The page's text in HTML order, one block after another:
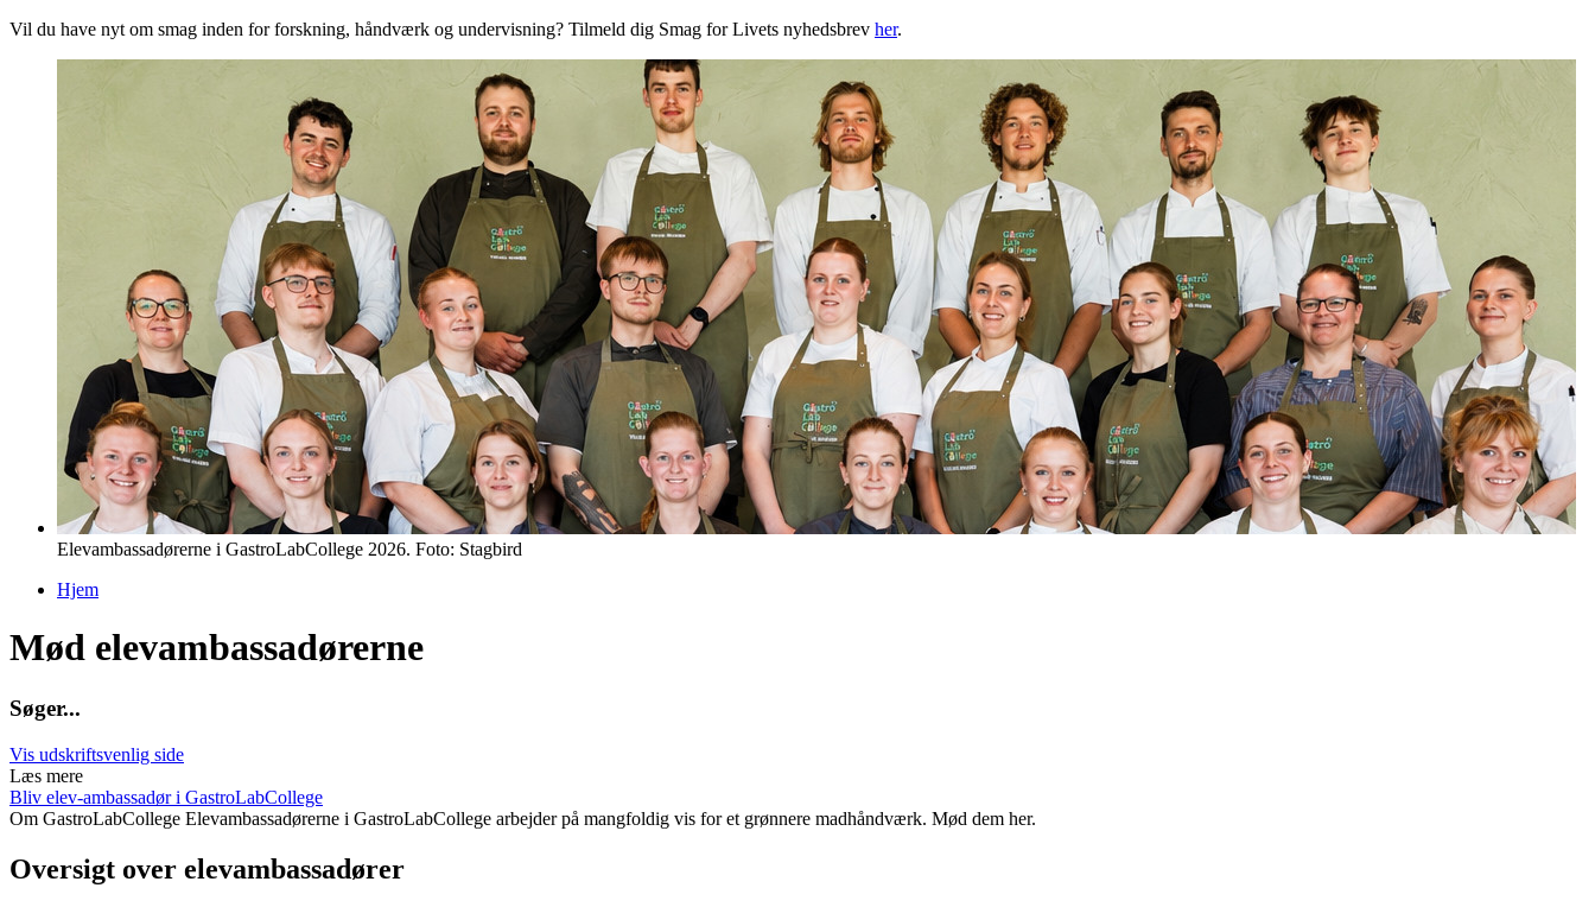
Vil du have nyt om smag inden for forskning, håndværk og undervisning? Tilmeld dig Smag for Livets nyhedsbrev her.
Elevambassadørerne i GastroLabCollege 2026. Foto: Stagbird
Hjem
Mød elevambassadørerne
Søger...
Vis udskriftsvenlig side
Læs mere
Bliv elev-ambassadør i GastroLabCollege
Om GastroLabCollege Elevambassadørerne i GastroLabCollege arbejder på mangfoldig vis for et grønnere madhåndværk. Mød dem her.
Oversigt over elevambassadører